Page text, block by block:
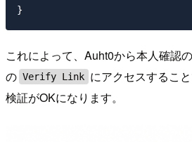
これによって、Auht0から本人確認
の Verify Link にアクセスするこ
検証がOKになります。